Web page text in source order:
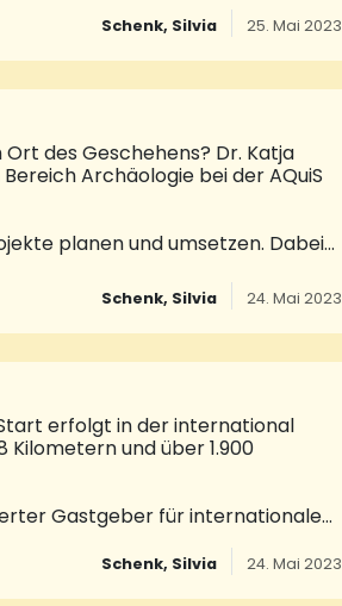
Apotheke, Opticland – die
König – oder beim Familienfest
werden, damit die Gewinner
kommen und die eigene Ente
Schenk, Silvia 25. Mai 2023
des Geschehens? Dr. Katja
Archäologie bei der AQuiS
planen und umsetzen. Dabei
Dr. Theophil Gallo, Anja Lange,
Hochlenert, Vorsitzender des
der Gemeinde, jüngst zu
Betrachtung des Saarpfalz-
Schenk, Silvia 24. Mai 2023
erfolgt in der international
und über 1.900
Gastgeber für internationale
zur Tour de France. Der Prolog
durch St. Wendel, der den
prägt die sportliche Entscheidung
Schenk, Silvia 24. Mai 2023